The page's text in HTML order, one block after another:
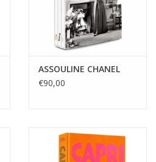
ASSOULINE CHANEL
€90,00